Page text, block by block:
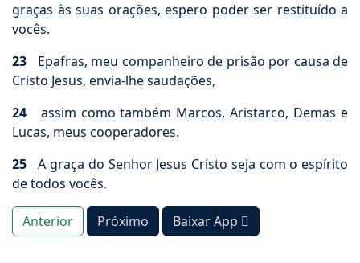
graças às suas orações, espero poder ser restituído a
vocês.
23 Epafras, meu companheiro de prisão por causa de
Cristo Jesus, envia-lhe saudações,
24 assim como também Marcos, Aristarco, Demas e
Lucas, meus cooperadores.
25 A graça do Senhor Jesus Cristo seja com o espírito
de todos vocês.
Anterior Próximo Baixar App